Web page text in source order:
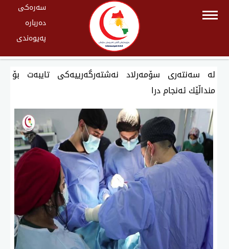
سەرەکی
دەربارە
پەیوەندی
لە سەنتەری سۆمەرلاد نەشتەرگەرییەكی تایبەت بۆ
منداڵێك ئەنجام درا